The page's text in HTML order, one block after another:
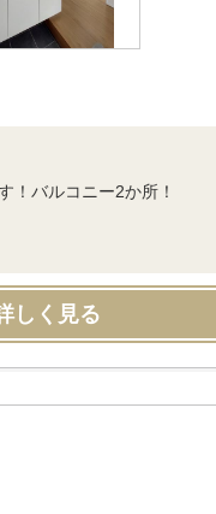
！バルコニー2か所！
しく見る